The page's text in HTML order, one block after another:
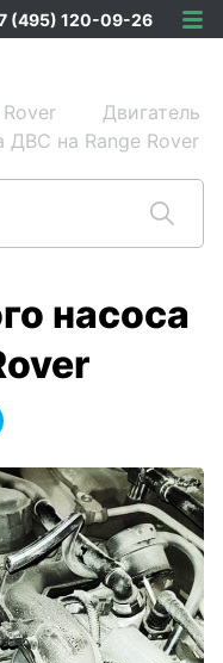
(495) 120-09-26
Двигатель
ДВС на Range Rover